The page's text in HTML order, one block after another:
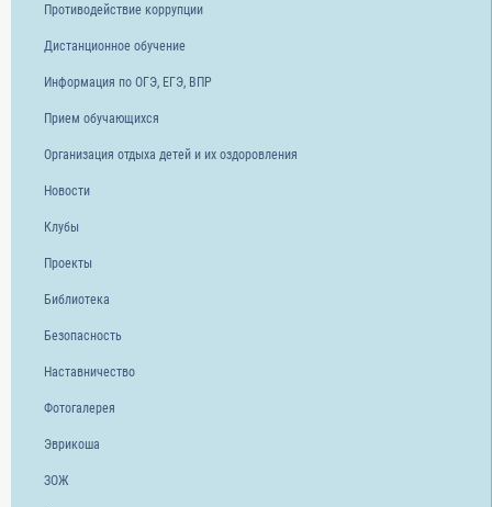
Противодействие коррупции
Дистанционное обучение
Информация по ОГЭ, ЕГЭ, ВПР
Прием обучающихся
Организация отдыха детей и их оздоровления
Новости
Клубы
Проекты
Библиотека
Безопасность
Наставничество
Фотогалерея
Эврикоша
ЗОЖ